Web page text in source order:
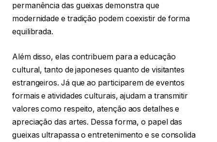
permanência das gueixas demonstra que
modernidade e tradição podem coexistir de forma
equilibrada.
Além disso, elas contribuem para a educação
cultural, tanto de japoneses quanto de visitantes
estrangeiros. Já que ao participarem de eventos
formais e atividades culturais, ajudam a transmitir
valores como respeito, atenção aos detalhes e
apreciação das artes. Dessa forma, o papel das
gueixas ultrapassa o entretenimento e se consolida